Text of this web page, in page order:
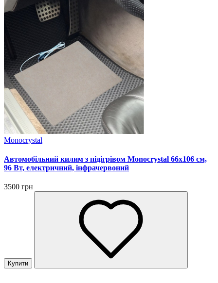
Monocrystal
Автомобільний килим з підігрівом Monocrystal 66х106 см,
96 Вт, електричний, інфрачервоний
3500 грн
Купити